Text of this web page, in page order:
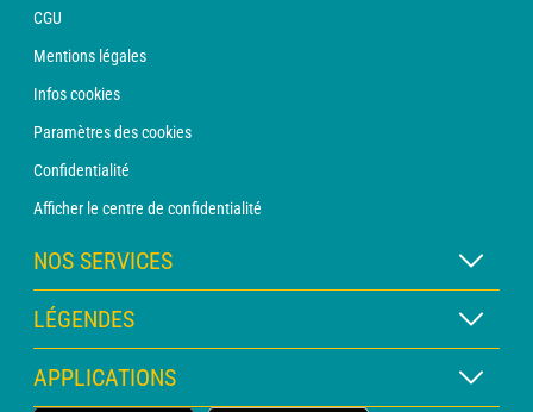
CGU
Mentions légales
Infos cookies
Paramètres des cookies
Confidentialité
Afficher le centre de confidentialité
NOS SERVICES
Abonnement METEO Xpert
Abonnement METEO PRO
Consultation avec un prévisionniste
LÉGENDES
Légende des cartes
APPLICATIONS